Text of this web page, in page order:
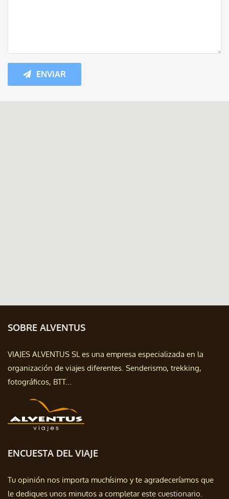
ENVIAR
SOBRE ALVENTUS
VIAJES ALVENTUS SL es una empresa especializada en la
organización de viajes diferentes. Senderismo, trekking,
fotográficos, BTT...
ENCUESTA DEL VIAJE
Tu opinión nos importa muchísimo y te agradeceríamos que
le dediques unos minutos a completareste cuestionario.